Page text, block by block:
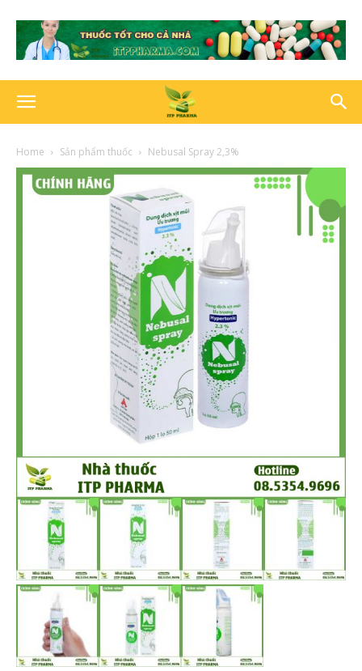
Home Sản phẩm thuốc Nebusal Spray 2,3%